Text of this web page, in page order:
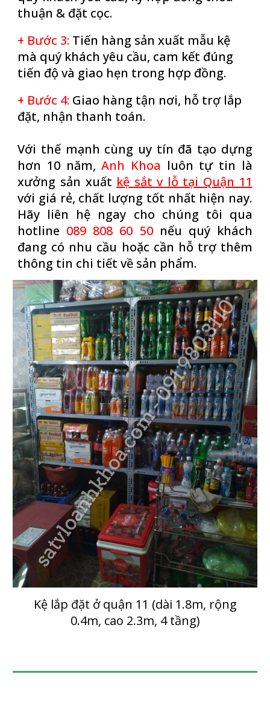
thuận & đặt cọc.
+ Bước 3: Tiến hàng sản xuất mẫu kệ
mà quý khách yêu cầu, cam kết đúng
tiến độ và giao hẹn trong hợp đồng.
+ Bước 4: Giao hàng tận nơi, hỗ trợ lắp
đặt, nhận thanh toán.
Với thế mạnh cùng uy tín đã tạo dựng
hơn 10 năm,Anh Khoa luôn tự tin là
xưởng sản xuất kệ sắt v lỗ tại Quận 11
với giá rẻ, chất lượng tốt nhất hiện nay.
Hãy liên hệ ngay cho chúng tôi qua
hotline 089 808 60 50nếu quý khách
đang có nhu cầu hoặc cần hỗ trợ thêm
thông tin chi tiết về sản phẩm.
Kệ lắp đặt ở quận 11 (dài 1.8m, rộng
0.4m, cao 2.3m, 4 tầng)